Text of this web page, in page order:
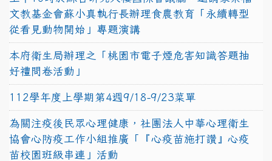
文教基金會蘇小真執行長辦理食農教育「永續轉型
從看見動物開始」專題演講
本府衛生局辦理之「桃園市電子煙危害知識答題抽
好禮問卷活動」
112學年度上學期第4週9/18-9/23菜單
為關注疫後民眾心理健康，社團法人中華心理衛生
協會心防疫工作小組推廣「『心疫苗施打讚』心疫
苗校園班級串連」活動